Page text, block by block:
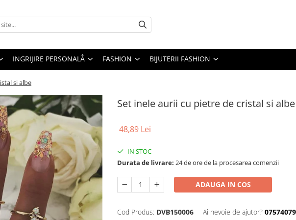
INGRIJIRE PERSONALẲ FASHION BIJUTERII FASHION
si albe
Set inele aurii cu pietre de cristal si albe
48,89 Lei
IN STOC
Durata de livrare: 24 de ore de la procesarea comenzii
ADAUGA IN COS
Cod Produs: DVB150006 Ai nevoie de ajutor?